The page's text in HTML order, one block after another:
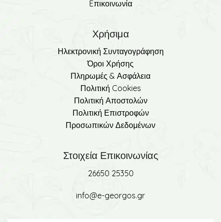
Eπικοινωνία
Χρήσιμα
Ηλεκτρονική Συνταγογράφηση
Όροι Χρήσης
Πληρωμές & Ασφάλεια
Πολιτική Cookies
Πολιτική Αποστολών
Πολιτική Επιστροφών
Προσωπικών Δεδομένων
Στοιχεία Επικοινωνίας
26650 25350
info@e-georgos.gr